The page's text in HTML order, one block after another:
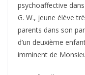
psychoaffective
G. W., jeune élève
parents dans son
d’un deuxième
imminent de